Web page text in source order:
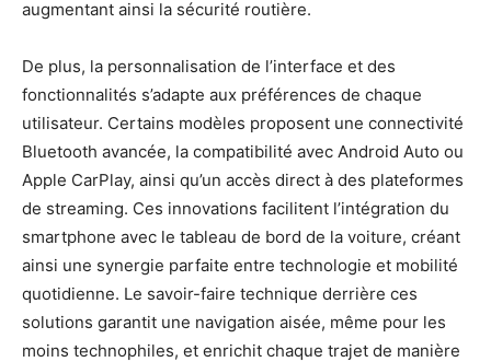
augmentant ainsi la sécurité routière.
De plus, la personnalisation de l’interface et des
fonctionnalités s’adapte aux préférences de chaque
utilisateur. Certains modèles proposent une connectivité
Bluetooth avancée, la compatibilité avec Android Auto ou
Apple CarPlay, ainsi qu’un accès direct à des plateformes
de streaming. Ces innovations facilitent l’intégration du
smartphone avec le tableau de bord de la voiture, créant
ainsi une synergie parfaite entre technologie et mobilité
quotidienne. Le savoir-faire technique derrière ces
solutions garantit une navigation aisée, même pour les
moins technophiles, et enrichit chaque trajet de manière